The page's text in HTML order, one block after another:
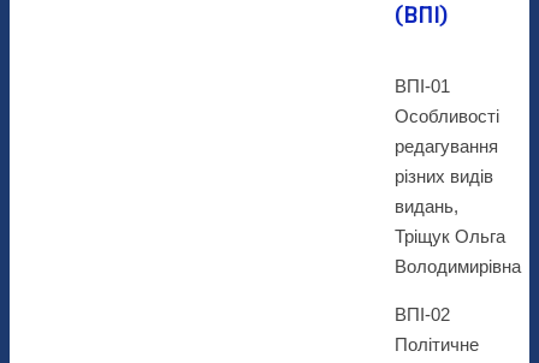
(ВПІ)
ВПІ-01
Особливості
редагування
різних видів
видань,
Тріщук Ольга
Володимирівна
ВПІ-02
Політичне